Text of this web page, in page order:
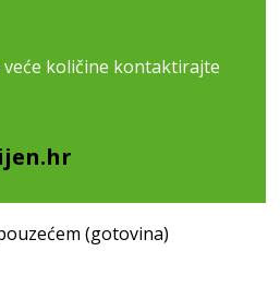
količine kontaktirajte
(gotovina)